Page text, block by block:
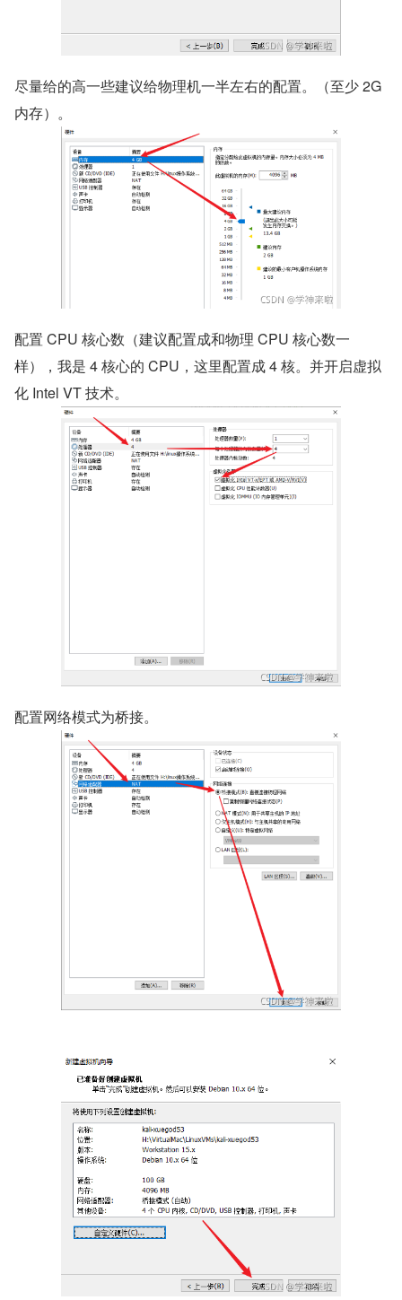
尽量给的高一些建议给物理机一半左右的配置。（至少 2G
内存）。
配置 CPU 核心数（建议配置成和物理 CPU 核心数一
样），我是 4 核心的 CPU，这里配置成 4 核。并开启虚拟
化 Intel VT 技术。
配置网络模式为桥接。